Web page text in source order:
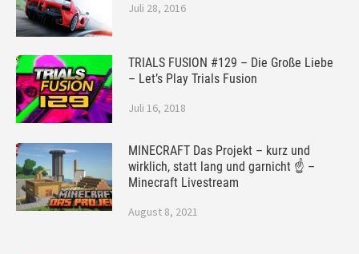
Juli 28, 2016
TRIALS FUSION #129 – Die Große Liebe
– Let’s Play Trials Fusion
Juli 16, 2018
MINECRAFT Das Projekt – kurz und
wirklich, statt lang und garnicht ☝ –
Minecraft Livestream
August 8, 2021